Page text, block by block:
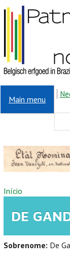
Pular para o
Main menu
VOCÊ
Início
DE
Sobrenome: De